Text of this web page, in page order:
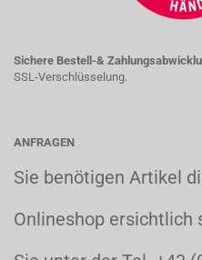
Sichere Bestell-&
SSL-Verschlüsselung.
ANFRAGEN
Sie benötigen Artikel
Onlineshop ersichtlich